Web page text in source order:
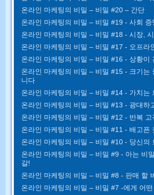
온라인 마케팅의 비밀 – 비밀 #20 – 간단
온라인 마케팅의 비밀 – 비밀 #19 - 사회 증
온라인 마케팅의 비밀 – 비밀 #18 - 시장,
온라인 마케팅의 비밀 – 비밀 #17 - 오프라
온라인 마케팅의 비밀 – 비밀 #16 - 상황이
온라인 마케팅의 비밀 – 비밀 #15 - 크기는
니다
온라인 마케팅의 비밀 – 비밀 #14 - 가치는
온라인 마케팅의 비밀 – 비밀 #13 - 광대하
온라인 마케팅의 비밀 – 비밀 #12 - 반복 고
온라인 마케팅의 비밀 – 비밀 #11 - 배고픈
온라인 마케팅의 비밀 – 비밀 #10 - 당신의
온라인 마케팅의 비밀 – 비밀 #9 - 아는 비
갈!
온라인 마케팅의 비밀 – 비밀 #8 - 판매 할
온라인 마케팅의 비밀 – 비밀 #7 -에게 어